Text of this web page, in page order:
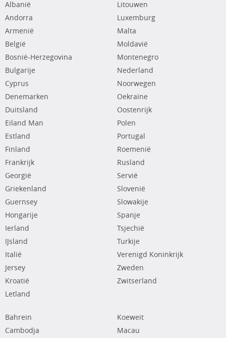
Albanië
Andorra
Armenië
België
Bosnië-Herzegovina
Bulgarije
Cyprus
Denemarken
Duitsland
Eiland Man
Estland
Finland
Frankrijk
Georgië
Griekenland
Guernsey
Hongarije
Ierland
IJsland
Italië
Jersey
Kroatië
Letland
Litouwen
Luxemburg
Malta
Moldavië
Montenegro
Nederland
Noorwegen
Oekraïne
Oostenrijk
Polen
Portugal
Roemenië
Rusland
Servië
Slovenië
Slowakije
Spanje
Tsjechië
Turkije
Verenigd Koninkrijk
Zweden
Zwitserland
Bahrein
Cambodja
Koeweit
Macau